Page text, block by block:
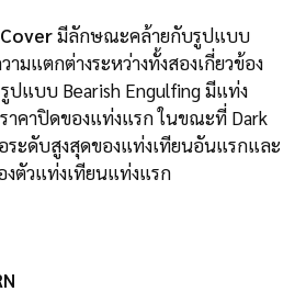
มีลักษณะคล้ายกับรูปแบบ
ามแตกต่างระหว่างทั้งสองเกี่ยวข้อง
ปแบบ Bearish Engulfing มีแท่ง
าคาปิดของแท่งแรก ในขณะที่ Dark
ระดับสูงสุดของแท่งเทียนอันแรกและ
งตัวแท่งเทียนแท่งแรก